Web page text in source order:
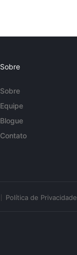
Sobre
Sobre
Equipe
Blogue
Contato
Política de Privacidade